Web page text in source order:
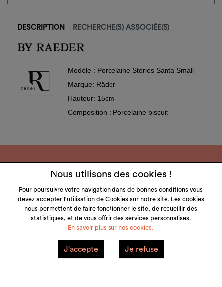
DESCRIPTION RECHERCHE(S) ASSOCIÉE(S)
BY RAEDER
Modèle : Porcelaine Stories Santa Small
Marque: Räder
Hauteur: 15cm
Composition : Porcelaine biscuit
LITTLE & TALL
SERVICE CLIENT
NOS MARQUES
Nous utilisons des cookies !
Pour poursuivre votre navigation dans de bonnes conditions vous
devez accepter l'utilisation de Cookies sur notre site. Les cookies
nous permettent de faire fonctionner le site, de recueillir des
statistiques, et de vous offrir des services personnalisés.
En savoir plus sur nos cookies.
J'accepte Je refuse